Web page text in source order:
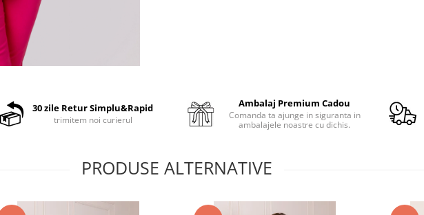
30 zile Retur Simplu&Rapid
trimitem noi curierul
Ambalaj Premium Cadou
Comanda ta ajunge in siguranta in
ambalajele noastre cu dichis.
PRODUSE ALTERNATIVE